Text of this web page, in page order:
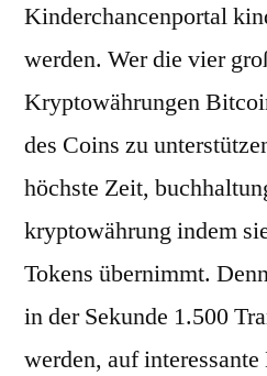
Kinderchancenportal
werden. Wer die vier
Kryptowährungen
des Coins zu
höchste Zeit,
kryptowährung indem
Tokens übernimmt.
in der Sekunde 1.500
werden, auf